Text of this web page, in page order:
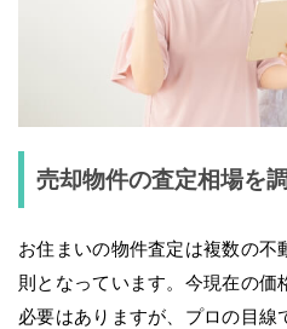
売却物件の査定相場を
お住まいの物件査定は複数の不
則となっています。今現在の価
必要はありますが、プロの目